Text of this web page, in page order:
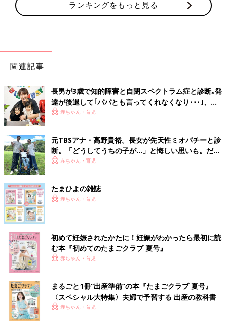
ランキングをもっと見る
関連記事
長男が3歳で知的障害と自閉スペクトラム症と診断｡発
達が後退して｢パパとも言ってくれなくなり･･･｣、元
プロバスケ選手･岡田優介
赤ちゃん・育児
元TBSアナ・高野貴裕。長女が先天性ミオパチーと診
断。「どうしてうちの子が…」と悔しい思いも。だか
らこそ、娘との時間を全力で楽しみたい
赤ちゃん・育児
たまひよの雑誌
赤ちゃん・育児
初めて妊娠されたかたに！妊娠がわかったら最初に読
む本『初めてのたまごクラブ 夏号』
赤ちゃん・育児
まるごと1冊“出産準備”の本『たまごクラブ 夏号』
〈スペシャル大特集〉夫婦で予習する 出産の教科書
赤ちゃん・育児